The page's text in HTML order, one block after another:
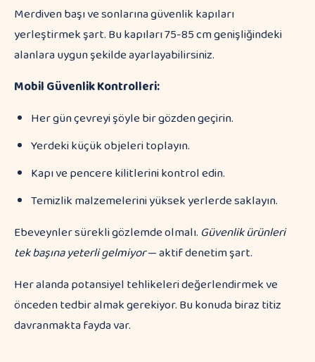
Merdiven başı ve sonlarına güvenlik kapıları
yerleştirmek şart. Bu kapıları 75-85 cm genişliğindeki
alanlara uygun şekilde ayarlayabilirsiniz.
Mobil Güvenlik Kontrolleri:
Her gün çevreyi şöyle bir gözden geçirin.
Yerdeki küçük objeleri toplayın.
Kapı ve pencere kilitlerini kontrol edin.
Temizlik malzemelerini yüksek yerlerde saklayın.
Ebeveynler sürekli gözlemde olmalı. Güvenlik ürünleri
tek başına yeterli gelmiyor— aktif denetim şart.
Her alanda potansiyel tehlikeleri değerlendirmek ve
önceden tedbir almak gerekiyor. Bu konuda biraz titiz
davranmakta fayda var.